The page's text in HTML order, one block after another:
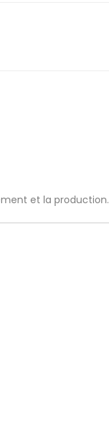
et la production.